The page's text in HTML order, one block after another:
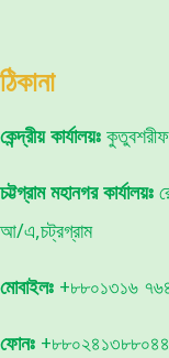
ঠিকানা
কেন্দ্রীয় কার্যালয়ঃ কুতুবশরীফ
চট্টগ্রাম মহানগর কার্যালয়ঃ
আ/এ,চট্রগ্রাম
মোবাইলঃ +৮৮০১৩১৬
ফোনঃ +৮৮০২৪১৩৮৮০৪৪